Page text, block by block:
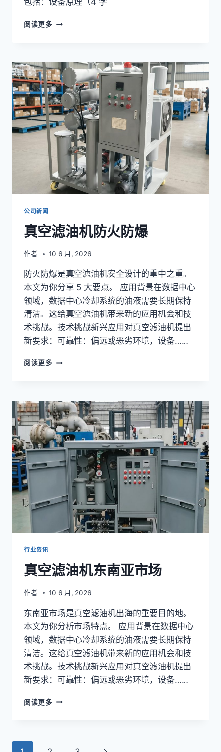
包括：设备原理（4 学
阅读更多 真
机
电
气
安
全
公司新闻
真空滤油机防火防爆
作者 10 6 月, 2026
防火防爆是真空滤油机安全设计的重中之重。
本文为你分享 5 大要点。 应用背景在数据中心
领域，数据中心冷却系统的油液需要长期保持
清洁。这给真空滤油机带来新的应用机会和技
术挑战。技术挑战新兴应用对真空滤油机提出
新要求：可靠性：偏远或恶劣环境，设备……
阅读更多 真
机
防
火
防
爆
行业资讯
真空滤油机东南亚市场
作者 10 6 月, 2026
东南亚市场是真空滤油机出海的重要目的地。
本文为你分析市场特点。 应用背景在数据中心
领域，数据中心冷却系统的油液需要长期保持
清洁。这给真空滤油机带来新的应用机会和技
术挑战。技术挑战新兴应用对真空滤油机提出
新要求：可靠性：偏远或恶劣环境，设备……
阅读更多 真